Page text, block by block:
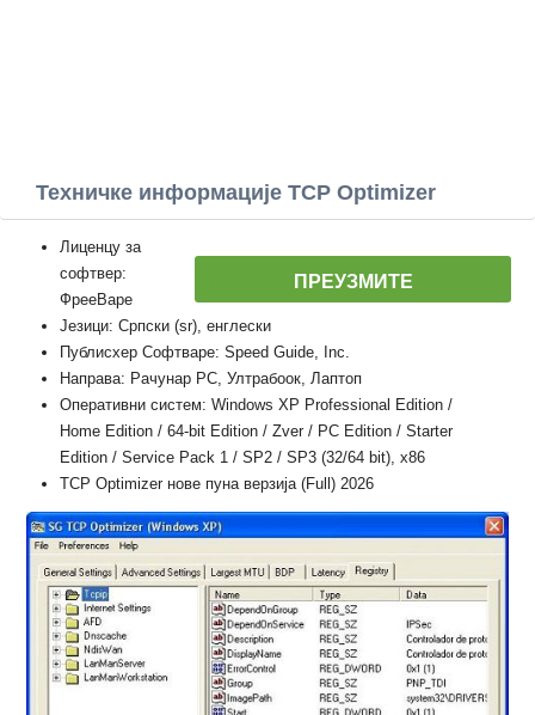
Техничке информације TCP Optimizer
ПРЕУЗМИТЕ
Лиценцу за
софтвер:
ФрееВаре
Језици: Српски (sr), енглески
Публисхер Софтваре: Speed Guide, Inc.
Направа: Рачунар PC, Ултрабоок, Лаптоп
Оперативни систем: Windows XP Professional Edition /
Home Edition / 64-bit Edition / Zver / PC Edition / Starter
Edition / Service Pack 1 / SP2 / SP3 (32/64 bit), x86
TCP Optimizer нове пуна верзија (Full) 2026